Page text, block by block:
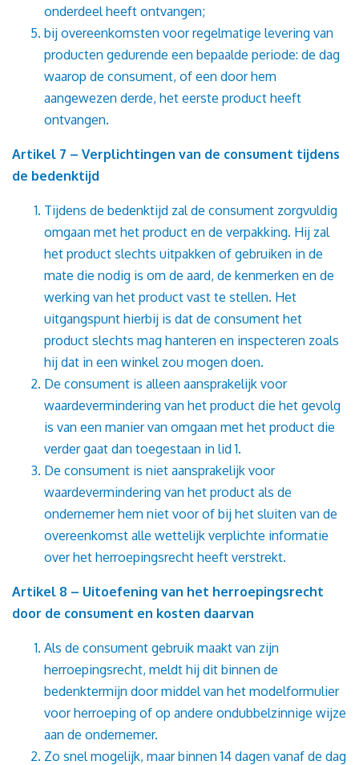
onderdeel heeft ontvangen;
bij overeenkomsten voor regelmatige levering van
producten gedurende een bepaalde periode: de dag
waarop de consument, of een door hem
aangewezen derde, het eerste product heeft
ontvangen.
Artikel 7 – Verplichtingen van de consument tijdens
de bedenktijd
Tijdens de bedenktijd zal de consument zorgvuldig
omgaan met het product en de verpakking. Hij zal
het product slechts uitpakken of gebruiken in de
mate die nodig is om de aard, de kenmerken en de
werking van het product vast te stellen. Het
uitgangspunt hierbij is dat de consument het
product slechts mag hanteren en inspecteren zoals
hij dat in een winkel zou mogen doen.
De consument is alleen aansprakelijk voor
waardevermindering van het product die het gevolg
is van een manier van omgaan met het product die
verder gaat dan toegestaan in lid 1.
De consument is niet aansprakelijk voor
waardevermindering van het product als de
ondernemer hem niet voor of bij het sluiten van de
overeenkomst alle wettelijk verplichte informatie
over het herroepingsrecht heeft verstrekt.
Artikel 8 – Uitoefening van het herroepingsrecht
door de consument en kosten daarvan
Als de consument gebruik maakt van zijn
herroepingsrecht, meldt hij dit binnen de
bedenktermijn door middel van het modelformulier
voor herroeping of op andere ondubbelzinnige wijze
aan de ondernemer.
Zo snel mogelijk, maar binnen 14 dagen vanaf de dag